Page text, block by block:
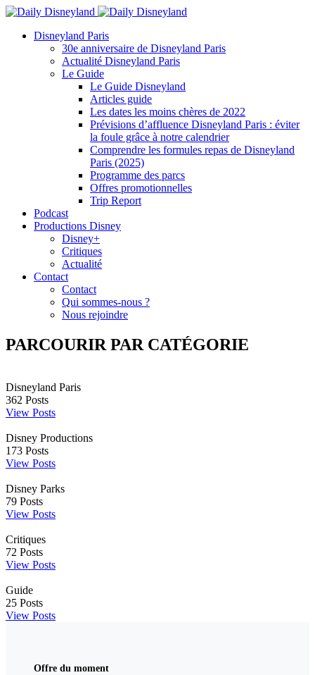
Disneyland Paris
30e anniversaire de Disneyland Paris
Actualité Disneyland Paris
Le Guide
Le Guide Disneyland
Articles guide
Les dates les moins chères de 2022
Prévisions d’affluence Disneyland Paris : éviter
la foule grâce à notre calendrier
Comprendre les formules repas de Disneyland
Paris (2025)
Programme des parcs
Offres promotionnelles
Trip Report
Podcast
Productions Disney
Disney+
Critiques
Actualité
Contact
Contact
Qui sommes-nous ?
Nous rejoindre
PARCOURIR PAR CATÉGORIE
Disneyland Paris
362 Posts
View Posts
Disney Productions
173 Posts
View Posts
Disney Parks
79 Posts
View Posts
Critiques
72 Posts
View Posts
Guide
25 Posts
View Posts
Offre du moment